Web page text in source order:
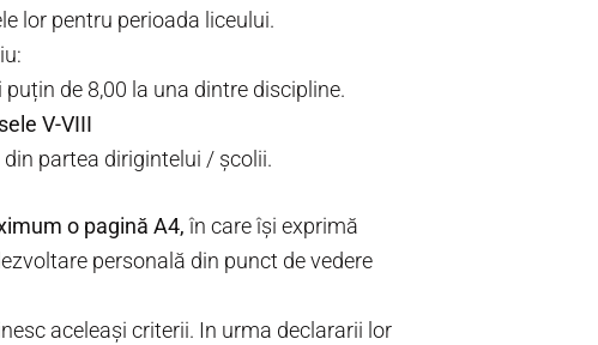
lor pentru perioada liceului.
de 8,00 la una dintre discipline.
V-VIII
din partea dirigintelui / școlii.
o pagină A4,în care își exprimă
personală din punct de vedere
aceleași criterii. In urma declararii lor